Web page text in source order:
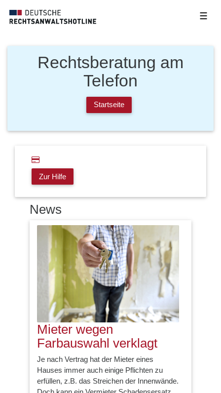
☰
Rechtsberatung am
Telefon
Startseite
Zur Hilfe
News
Mieter wegen
Farbauswahl verklagt
Je nach Vertrag hat der Mieter eines
Hauses immer auch einige Pflichten zu
erfüllen, z.B. das Streichen der Innenwände.